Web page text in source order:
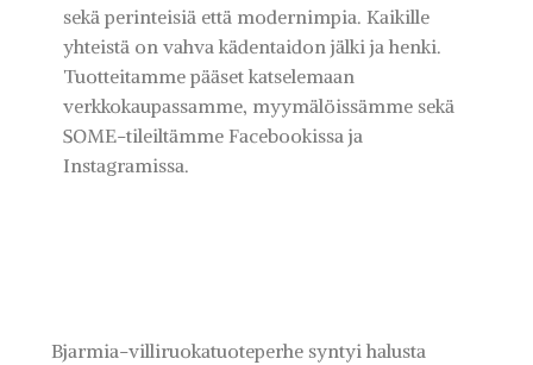
sekä perinteisiä että modernimpia. Kaikille
yhteistä on vahva kädentaidon jälki ja henki.
Tuotteitamme pääset katselemaan
verkkokaupassamme, myymälöissämme sekä
SOME-tileiltämme Facebookissa ja
Instagramissa.
Bjarmia-villiruokatuoteperhe syntyi halusta